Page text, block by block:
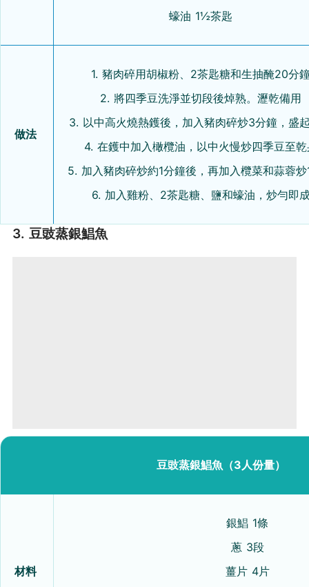
蠔油 1½茶匙
做法
1. 豬肉碎用胡椒粉、2茶匙糖和生抽醃20分
2. 將四季豆洗淨並切段後焯熟。瀝乾備用
3. 以中高火燒熱鑊後，加入豬肉碎炒3分鐘，盛
4. 在鑊中加入橄欖油，以中火慢炒四季豆至乾
5. 加入豬肉碎炒約1分鐘後，再加入欖菜和蒜蓉炒
6. 加入雞粉、2茶匙糖、鹽和蠔油，炒勻即
3. 豆豉蒸銀鯧魚
豆豉蒸銀鯧魚（3人份量）
材料
銀鯧 1條
蔥 3段
薑片 4片